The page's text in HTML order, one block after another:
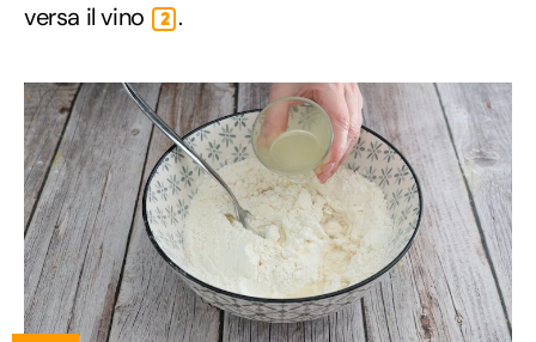
versa il vino
2 .